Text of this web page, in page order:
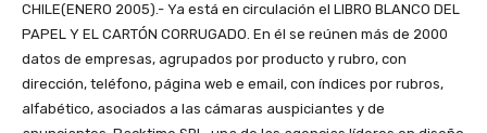
CHILE(ENERO 2005).- Ya está en circulación el LIBRO BLANCO DEL
PAPEL Y EL CARTÓN CORRUGADO. En él se reúnen más de 2000
datos de empresas, agrupados por producto y rubro, con
dirección, teléfono, página web e email, con índices por rubros,
alfabético, asociados a las cámaras auspiciantes y de